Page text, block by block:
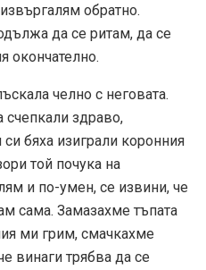
обратно.
да се ритам, да се
окончателно.
челно с неговата.
счепкали здраво,
бяха изиграли коронния
той почука на
и по-умен, се извини, че
сама. Замазахме тъпата
ми грим, смачкахме
винаги трябва да се